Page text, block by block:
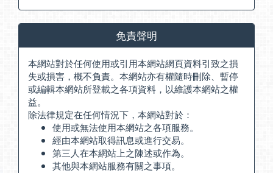
免責聲明
本網站對於任何使用或引用本網站網頁資料引致之損
失或損害，概不負責。本網站亦有權隨時刪除、暫停
或編輯本網站所登載之各項資料，以維護本網站之權
益。
除法律規定在任何情況下，本網站對於：
使用或無法使用本網站之各項服務。
經由本網站取得訊息或進行交易。
第三人在本網站上之陳述或作為。
其他與本網站服務有關之事項。